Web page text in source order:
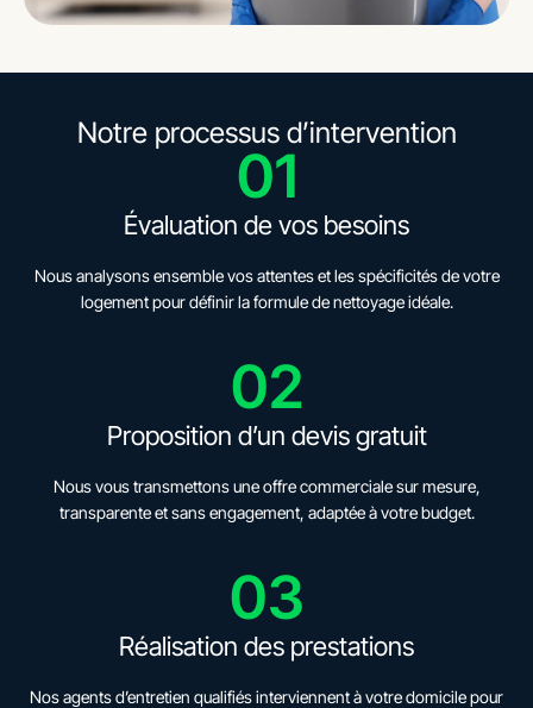
Notre processus d’intervention
01
Évaluation de vos besoins
Nous analysons ensemble vos attentes et les spécificités de votre
logement pour définir la formule de nettoyage idéale.
02
Proposition d’un devis gratuit
Nous vous transmettons une offre commerciale sur mesure,
transparente et sans engagement, adaptée à votre budget.
03
Réalisation des prestations
Nos agents d’entretien qualifiés interviennent à votre domicile pour